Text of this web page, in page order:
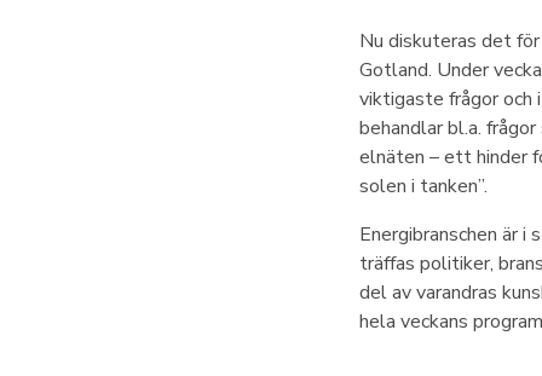
Nu diskuteras det
Gotland. Under
viktigaste frågor och
behandlar bl.a.
elnäten – ett hinder
solen i tanken”.
Energibranschen är i
träffas politiker,
del av varandras
hela veckans